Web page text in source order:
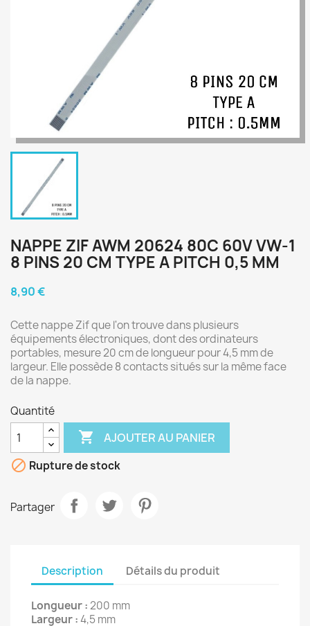
NAPPE ZIF AWM 20624 80C 60V VW-1
8 PINS 20 CM TYPE A PITCH 0,5 MM
8,90 €
Cette nappe Zif que l'on trouve dans plusieurs
équipements électroniques, dont des ordinateurs
portables, mesure 20 cm de longueur pour 4,5 mm de
largeur. Elle possède 8 contacts situés sur la même face
de la nappe.
Quantité
 AJOUTER AU PANIER
 Rupture de stock
Partager
Description Détails du produit
Longueur :200 mm
Largeur :4,5 mm